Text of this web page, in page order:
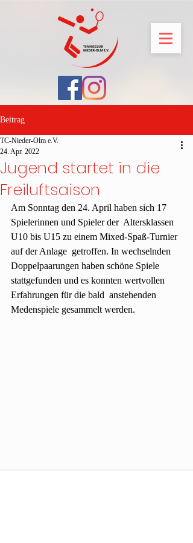
Beitrag
Jugend startet in die
Freiluftsaison
TC-Nieder-Olm e.V.
24. Apr. 2022
Am Sonntag den 24. April haben sich 17
Spielerinnen und Spieler der  Altersklassen
U10 bis U15 zu einem Mixed-Spaß-Turnier
auf der Anlage  getroffen. In wechselnden
Doppelpaarungen haben schöne Spiele
stattgefunden und es konnten wertvollen
Erfahrungen für die bald  anstehenden
Medenspiele gesammelt werden.